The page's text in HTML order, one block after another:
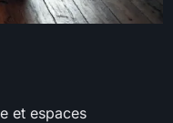
et espaces